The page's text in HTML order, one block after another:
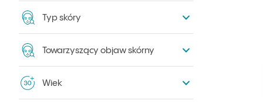
Typ skóry
Towarzyszący objaw skórny
Wiek